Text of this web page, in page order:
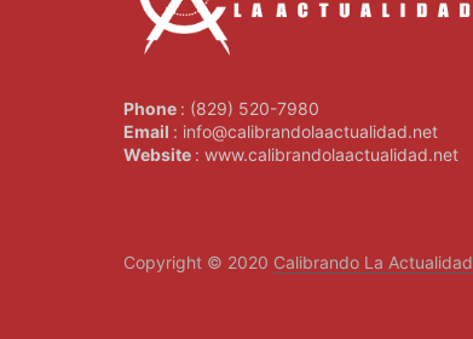
Phone : (829) 520-7980
Email : info@calibrandolaactualidad.net
Website : www.calibrandolaactualidad.net
Copyright © 2020 Calibrando La Actualidad